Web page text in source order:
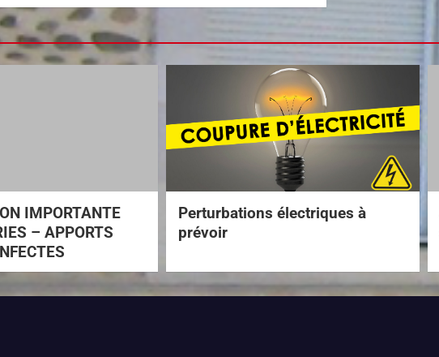
IMPORTANTE
– APPORTS
Perturbations électriques à
prévoir